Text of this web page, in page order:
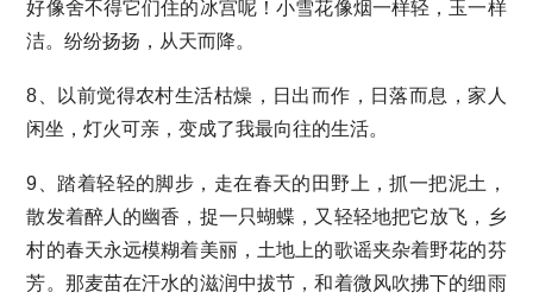
好像舍不得它们住的冰宫呢！小雪花像烟一样轻，玉一样
洁。纷纷扬扬，从天而降。
8、以前觉得农村生活枯燥，日出而作，日落而息，家人
闲坐，灯火可亲，变成了我最向往的生活。
9、踏着轻轻的脚步，走在春天的田野上，抓一把泥土，
散发着醉人的幽香，捉一只蝴蝶，又轻轻地把它放飞，乡
村的春天永远模糊着美丽，土地上的歌谣夹杂着野花的芬
芳。那麦苗在汗水的滋润中拔节，和着微风吹拂下的细雨